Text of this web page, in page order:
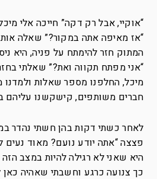
“אוקיי, אבל רק דקה” חייכה אלי
“אז מאיפה אתה במקור?” שאלה
המתוק חזר להימתח על פניה, היא
“אני מפתח תקווה ואת?” שאלתי
מיכל, החלפנו מספר שאלות
חברים משותפים, קישקשנו
לאחר כשתי דקות בהן חשתי נהדר
פצצה “אתה יודע נועם? מאוד נעים
היא שאני לא רגילה להיות במצב
כך צנועה כרגע וחשבתי שאהיה